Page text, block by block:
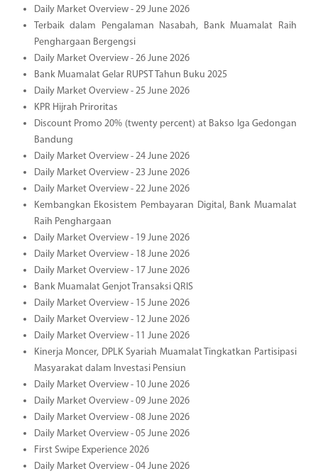
Daily Market Overview - 29 June 2026
Terbaik dalam Pengalaman Nasabah, Bank Muamalat Raih
Penghargaan Bergengsi
Daily Market Overview - 26 June 2026
Bank Muamalat Gelar RUPST Tahun Buku 2025
Daily Market Overview - 25 June 2026
KPR Hijrah Priroritas
Discount Promo 20% (twenty percent) at Bakso Iga Gedongan
Bandung
Daily Market Overview - 24 June 2026
Daily Market Overview - 23 June 2026
Daily Market Overview - 22 June 2026
Kembangkan Ekosistem Pembayaran Digital, Bank Muamalat
Raih Penghargaan
Daily Market Overview - 19 June 2026
Daily Market Overview - 18 June 2026
Daily Market Overview - 17 June 2026
Bank Muamalat Genjot Transaksi QRIS
Daily Market Overview - 15 June 2026
Daily Market Overview - 12 June 2026
Daily Market Overview - 11 June 2026
Kinerja Moncer, DPLK Syariah Muamalat Tingkatkan Partisipasi
Masyarakat dalam Investasi Pensiun
Daily Market Overview - 10 June 2026
Daily Market Overview - 09 June 2026
Daily Market Overview - 08 June 2026
Daily Market Overview - 05 June 2026
First Swipe Experience 2026
Daily Market Overview - 04 June 2026